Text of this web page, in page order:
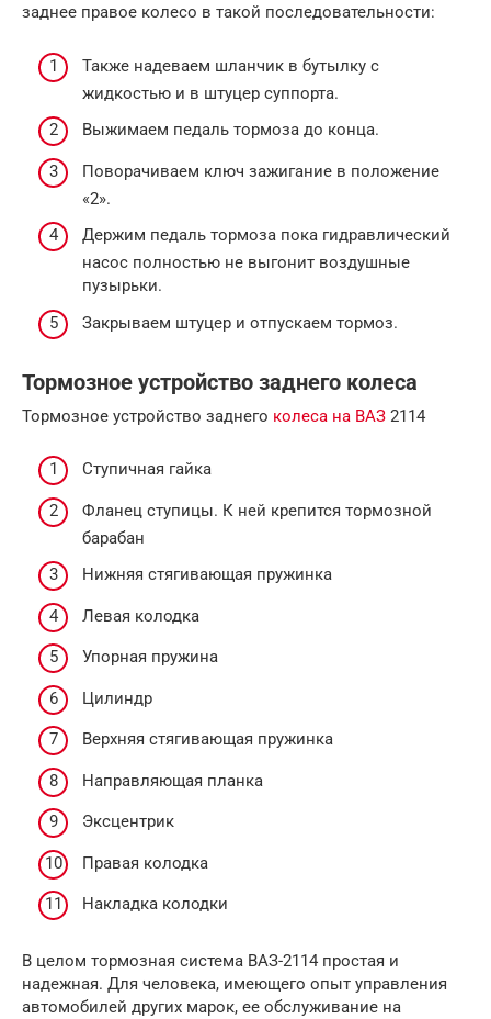
заднее правое колесо в такой последовательности:
Также надеваем шланчик в бутылку с
жидкостью и в штуцер суппорта.
Выжимаем педаль тормоза до конца.
Поворачиваем ключ зажигание в положение
«2».
Держим педаль тормоза пока гидравлический
насос полностью не выгонит воздушные
пузырьки.
Закрываем штуцер и отпускаем тормоз.
Тормозное устройство заднего колеса
Тормозное устройство заднего колеса на ВАЗ 2114
Ступичная гайка
Фланец ступицы. К ней крепится тормозной
барабан
Нижняя стягивающая пружинка
Левая колодка
Упорная пружина
Цилиндр
Верхняя стягивающая пружинка
Направляющая планка
Эксцентрик
Правая колодка
Накладка колодки
В целом тормозная система ВАЗ-2114 простая и
надежная. Для человека, имеющего опыт управления
автомобилей других марок, ее обслуживание на